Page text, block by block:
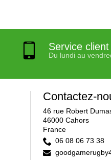
Service client
Du lundi au
Contactez-
46 rue Robert
46000 Cahors
France
06 08 06 73 38